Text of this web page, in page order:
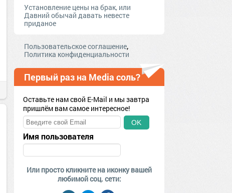
Установление цены на брак, или
Давний обычай давать невесте
приданое
Пользовательское соглашение,
Политика конфиденциальности
Первый раз на Media соль?
Оставьте нам свой E-Mail и мы завтра
пришлём вам самое интересное!
OK
Имя пользователя
Или просто кликните на иконку вашей
любимой соц. сети: